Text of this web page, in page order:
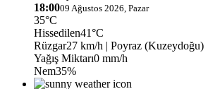
18:0009 Ağustos 2026, Pazar
35°C
Hissedilen41°C
Rüzgar27 km/h | Poyraz (Kuzeydoğu)
Yağış Miktarı0 mm/h
Nem35%